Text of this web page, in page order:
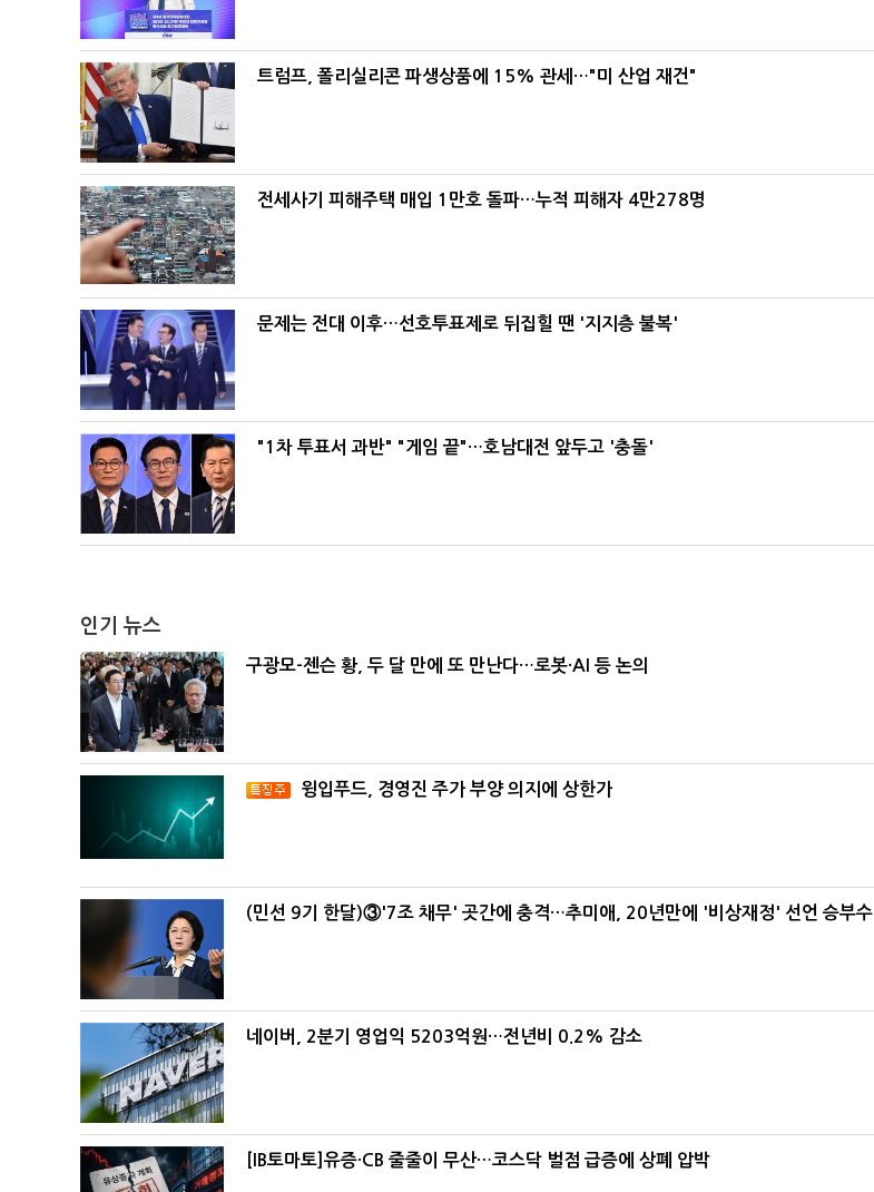
트럼프, 폴리실리콘 파생상품에 15% 관세…"미 산업 재건"
전세사기 피해주택 매입 1만호 돌파…누적 피해자 4만278명
문제는 전대 이후…선호투표제로 뒤집힐 땐 '지지층 불복'
"1차 투표서 과반" "게임 끝"…호남대전 앞두고 '충돌'
인기 뉴스
구광모-젠슨 황, 두 달 만에 또 만난다…로봇·AI 등 논의
윙입푸드, 경영진 주가 부양 의지에 상한가
(민선 9기 한달)③'7조 채무' 곳간에 충격…추미애, 20년만에 '비상재정' 선언 승부수
네이버, 2분기 영업익 5203억원…전년비 0.2% 감소
[IB토마토]유증·CB 줄줄이 무산…코스닥 벌점 급증에 상폐 압박